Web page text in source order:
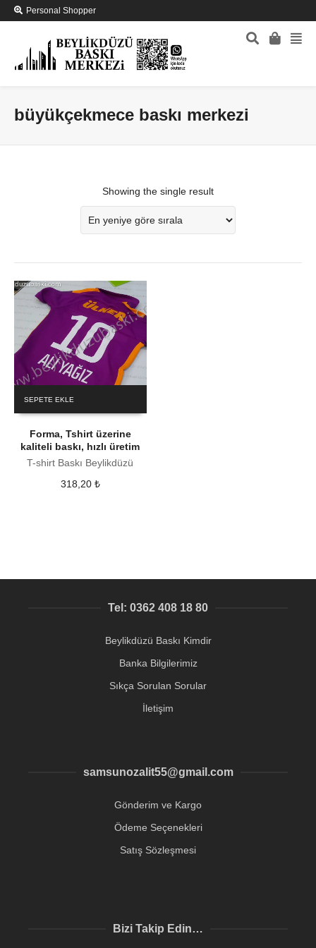
Personal Shopper
büyükçekmece baskı merkezi
Showing the single result
SEPETE EKLE
Forma, Tshirt üzerine
kaliteli baskı, hızlı üretim
T-shirt Baskı Beylikdüzü
318,20 ₺
Tel: 0362 408 18 80
Beylikdüzü Baskı Kimdir
Banka Bilgilerimiz
Sıkça Sorulan Sorular
İletişim
samsunozalit55@gmail.com
Gönderim ve Kargo
Ödeme Seçenekleri
Satış Sözleşmesi
Bizi Takip Edin…